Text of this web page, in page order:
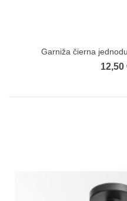
Garniža čierna
12,50